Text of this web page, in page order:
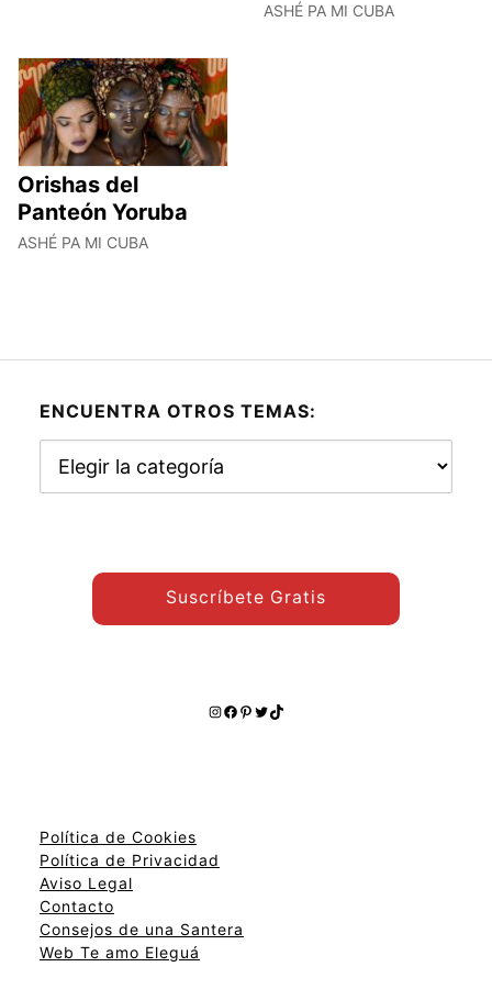
ASHÉ PA MI CUBA
Orishas del
Panteón Yoruba
ASHÉ PA MI CUBA
ENCUENTRA OTROS TEMAS:
otros
Suscríbete Gratis
Instagram
Facebook
Pinterest
Twitter
TikTok
Política de Cookies
Política de Privacidad
Aviso Legal
Contacto
Consejos de una Santera
Web Te amo Eleguá